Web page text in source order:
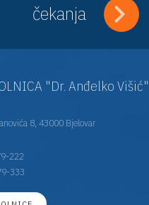
čekanja
"Dr. Anđelko
8, 43000 Bjelovar
222
333